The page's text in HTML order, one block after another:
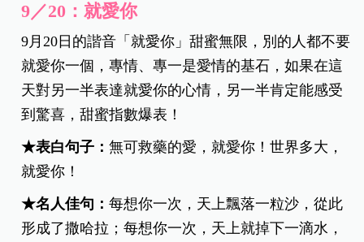
9／20：就愛你
9月20日的諧音「就愛你」甜蜜無限，別的人都不要
就愛你一個，專情、專一是愛情的基石，如果在這
天對另一半表達就愛你的心情，另一半肯定能感受
到驚喜，甜蜜指數爆表！
★表白句子：無可救藥的愛，就愛你！世界多大，
就愛你！
★名人佳句：每想你一次，天上飄落一粒沙，從此
形成了撒哈拉；每想你一次，天上就掉下一滴水，